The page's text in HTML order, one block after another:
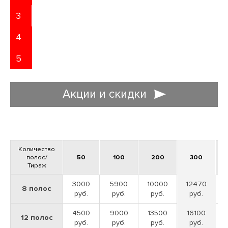
3
4
5
Акции и скидки
ДОСТАВЛЯЕМ ЗАКАЗЫ ПО МОСКВЕ И
ВСЕЙ РОССИИ
Доставляем полиграфическую продукцию в любых объемах
ЗАЯВКА НА ДИЗАЙН
Количество
полос/
Тираж
50 100 200 300
8 полос
3000
руб.
5900
руб.
10000
руб.
12470
руб.
12 полос
4500
руб.
9000
руб.
13500
руб.
16100
руб.